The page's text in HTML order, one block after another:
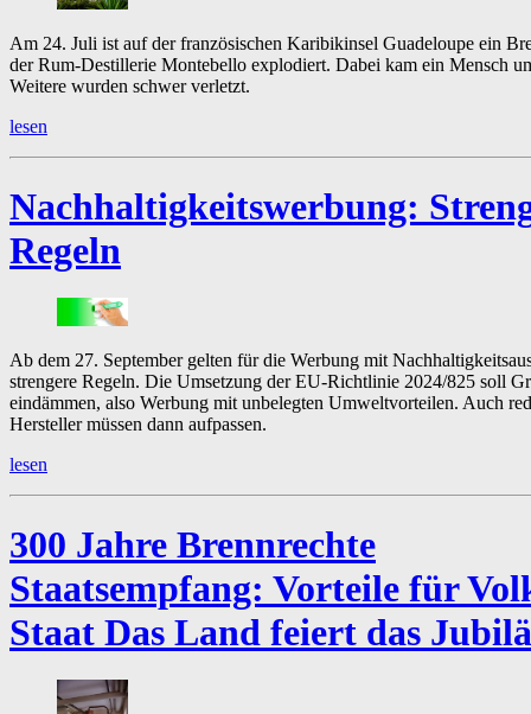
Am 24. Juli ist auf der französischen Karibikinsel Guadeloupe ein
der Rum-Destillerie Montebello explodiert. Dabei kam ein Mensch
Weitere wurden schwer verletzt.
lesen
Nachhaltigkeitswerbung:
Regeln
Ab dem 27. September gelten für die Werbung mit
strengere Regeln. Die Umsetzung der EU-Richtlinie 2024/825 soll
eindämmen, also Werbung mit unbelegten Umweltvorteilen. Auch
Hersteller müssen dann aufpassen.
lesen
300 Jahre Brennrechte
Staatsempfang: Vorteile für
Staat Das Land feiert das